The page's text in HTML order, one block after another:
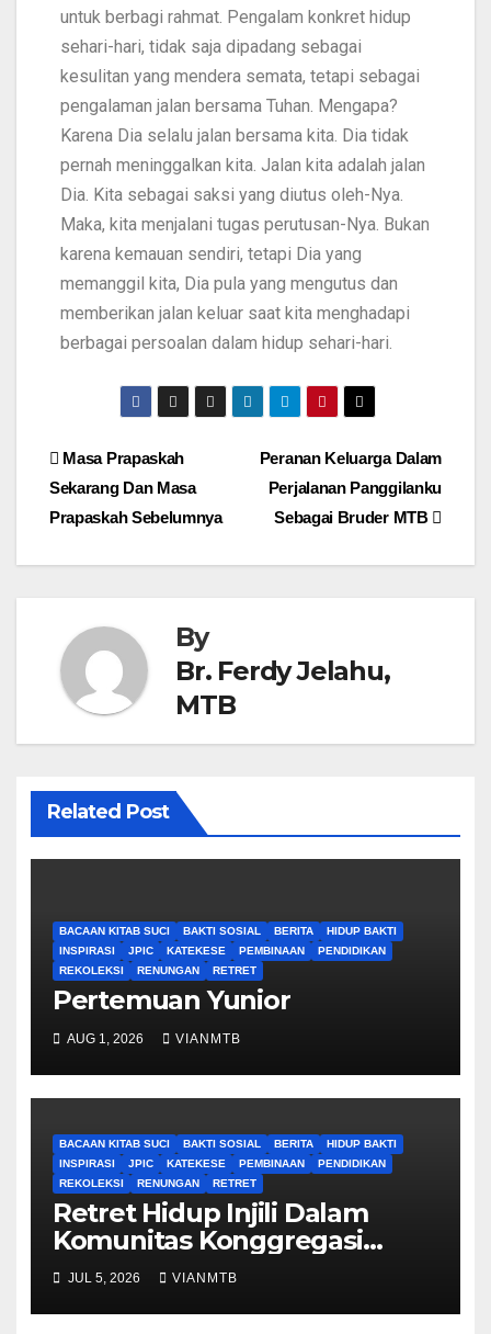
untuk berbagi rahmat. Pengalam konkret hidup
sehari-hari, tidak saja dipadang sebagai
kesulitan yang mendera semata, tetapi sebagai
pengalaman jalan bersama Tuhan. Mengapa?
Karena Dia selalu jalan bersama kita. Dia tidak
pernah meninggalkan kita. Jalan kita adalah jalan
Dia. Kita sebagai saksi yang diutus oleh-Nya.
Maka, kita menjalani tugas perutusan-Nya. Bukan
karena kemauan sendiri, tetapi Dia yang
memanggil kita, Dia pula yang mengutus dan
memberikan jalan keluar saat kita menghadapi
berbagai persoalan dalam hidup sehari-hari.
Peranan Keluarga Dalam
Perjalanan Panggilanku
Sebagai Bruder MTB
Masa Prapaskah
Sekarang Dan Masa
Prapaskah Sebelumnya
By
Br. Ferdy Jelahu,
MTB
Related Post
BACAAN KITAB SUCI BAKTI SOSIAL BERITA
HIDUP BAKTI
INSPIRASI
JPIC KATEKESE PEMBINAAN
PENDIDIKAN
REKOLEKSI
RENUNGAN RETRET
Pertemuan Yunior
AUG 1, 2026 VIANMTB
BACAAN KITAB SUCI BAKTI SOSIAL BERITA
HIDUP BAKTI
INSPIRASI
JPIC KATEKESE PEMBINAAN
PENDIDIKAN
REKOLEKSI
RENUNGAN RETRET
Retret Hidup Injili Dalam
Komunitas Konggregasi
Bruder Maria Tak Bernoda
JUL 5, 2026 VIANMTB